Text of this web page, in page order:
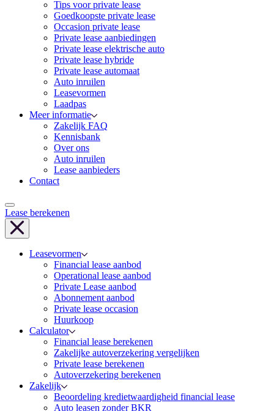
Tips voor private lease
Goedkoopste private lease
Occasion private lease
Private lease aanbiedingen
Private lease elektrische auto
Private lease hybride
Private lease automaat
Auto inruilen
Leasevormen
Laadpas
Meer informatie
Zakelijk FAQ
Kennisbank
Over ons
Auto inruilen
Lease aanbieders
Contact
Lease berekenen
Leasevormen
Financial lease aanbod
Operational lease aanbod
Private Lease aanbod
Abonnement aanbod
Private lease occasion
Huurkoop
Calculator
Financial lease berekenen
Zakelijke autoverzekering vergelijken
Private lease berekenen
Autoverzekering berekenen
Zakelijk
Beoordeling kredietwaardigheid financial lease
Auto leasen zonder BKR